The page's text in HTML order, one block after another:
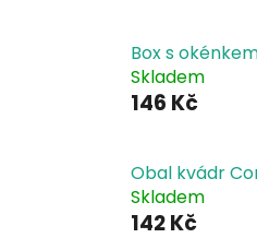
Box s
Skladem
146 Kč
Obal kvádr
Skladem
142 Kč